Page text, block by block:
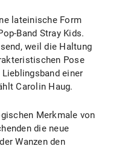
lateinische Form
Band Stray Kids.
weil die Haltung
Pose
einer
Carolin Haug.
Merkmale von
die neue
Wanzen den